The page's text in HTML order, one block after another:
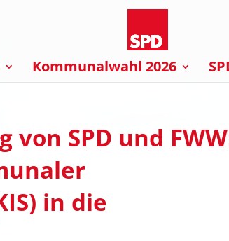
Kommunalwahl 2026
SPD und
in die